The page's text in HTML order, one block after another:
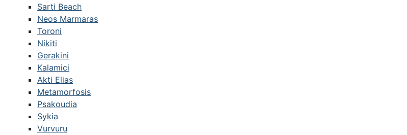
Sarti Beach
Neos Marmaras
Toroni
Nikiti
Gerakini
Kalamici
Akti Elias
Metamorfosis
Psakoudia
Sykia
Vurvuru